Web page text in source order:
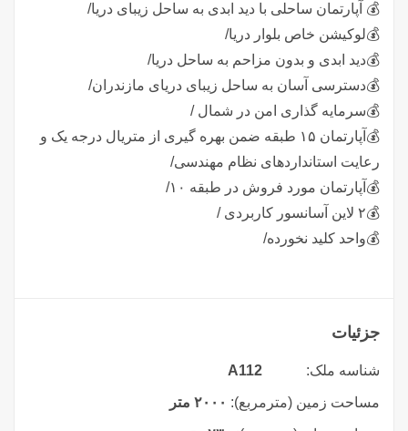
💰 آپارتمان ساحلی با دید ابدی به ساحل زیبای دریا/
💰لوکیشن خاص بلوار دریا/
💰دید ابدی و بدون مزاحم به ساحل دریا/
💰دسترسی آسان به ساحل زیبای دریای مازندران/
💰سرمایه گذاری امن در شمال /
💰آپارتمان ۱۵ طبقه ضمن بهره گیری از متریال درجه یک و
رعایت استانداردهای نظام مهندسی/
💰آپارتمان مورد فروش در طبقه ۱۰/
💰۲ لاین آسانسور کاربردی /
💰واحد کلید نخورده/
جزئیات
شناسه ملک: A112
مساحت زمین (مترمربع): ۲۰۰۰ متر